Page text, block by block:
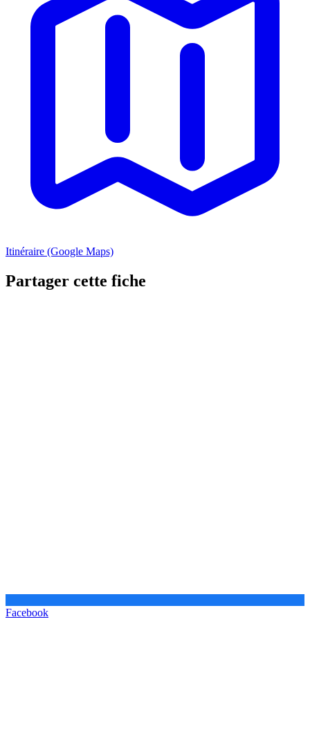
Itinéraire (Google Maps)
Partager cette fiche
Facebook